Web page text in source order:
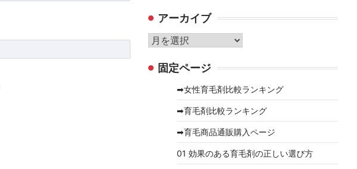
ゴ
リ
ー
アーカイブ
ア
カ 固定ページ
➡女性育毛剤比較ランキング
➡育毛剤比較ランキング
➡育毛商品通販購入ページ
01 効果のある育毛剤の正しい選び方